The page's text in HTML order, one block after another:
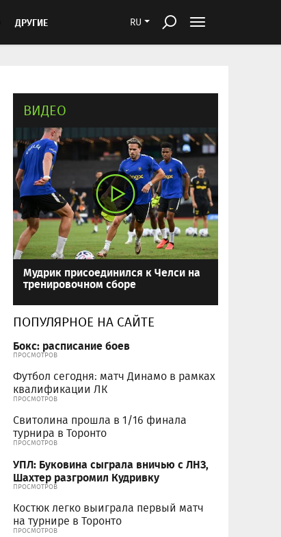
RU
ДРУГИЕ
ВИДЕО
Мудрик присоединился к Челси на
тренировочном сборе
ПОПУЛЯРНОЕ НА САЙТЕ
Бокс: расписание боев
ПРОСМОТРОВ
Футбол сегодня: матч Динамо в рамках
квалификации ЛК
ПРОСМОТРОВ
Свитолина прошла в 1/16 финала
турнира в Торонто
ПРОСМОТРОВ
УПЛ: Буковина сыграла вничью с ЛНЗ,
Шахтер разгромил Кудривку
ПРОСМОТРОВ
Костюк легко выиграла первый матч
на турнире в Торонто
ПРОСМОТРОВ